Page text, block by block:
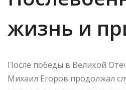
жизнь и
После победы в Великой
Михаил Егоров продолжал